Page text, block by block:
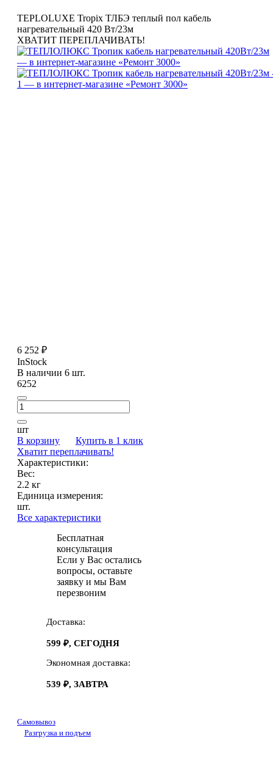
ХВАТИТ ПЕРЕПЛАЧИВАТЬ!
TEPLOLUXE Tropix ТЛБЭ теплый пол кабель
нагревательный 420 Вт/23м
6 252 ₽
InStock
В наличии 6 шт.
6252
шт
В корзину
Купить в 1 клик
Хватит переплачивать!
Характеристики:
Вес:
2.2 кг
Единица измерения:
шт.
Все характеристики
Бесплатная
консультация
Если у Вас остались
вопросы, оставьте
заявку и мы Вам
перезвоним
Доставка:
599 ₽, СЕГОДНЯ
Экономная доставка:
539 ₽, ЗАВТРА
Самовывоз
Разгрузка и подъем